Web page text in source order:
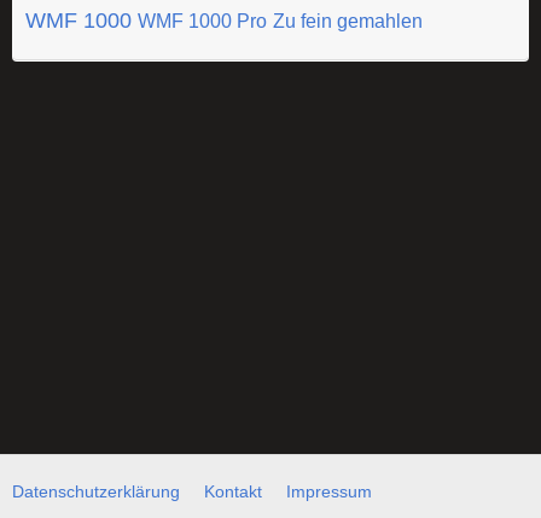
WMF 1000 WMF 1000 Pro Zu fein gemahlen
Datenschutzerklärung Kontakt Impressum